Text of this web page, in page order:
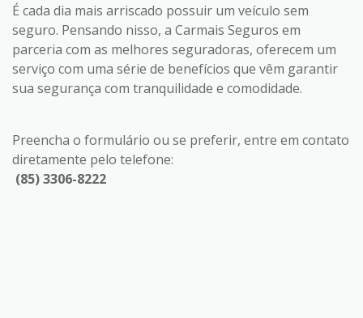
É cada dia mais arriscado possuir um veículo sem
seguro. Pensando nisso, a Carmais Seguros em
parceria com as melhores seguradoras, oferecem um
serviço com uma série de benefícios que vêm garantir
sua segurança com tranquilidade e comodidade.
Preencha o formulário ou se preferir, entre em contato
diretamente pelo telefone:
(85) 3306-8222